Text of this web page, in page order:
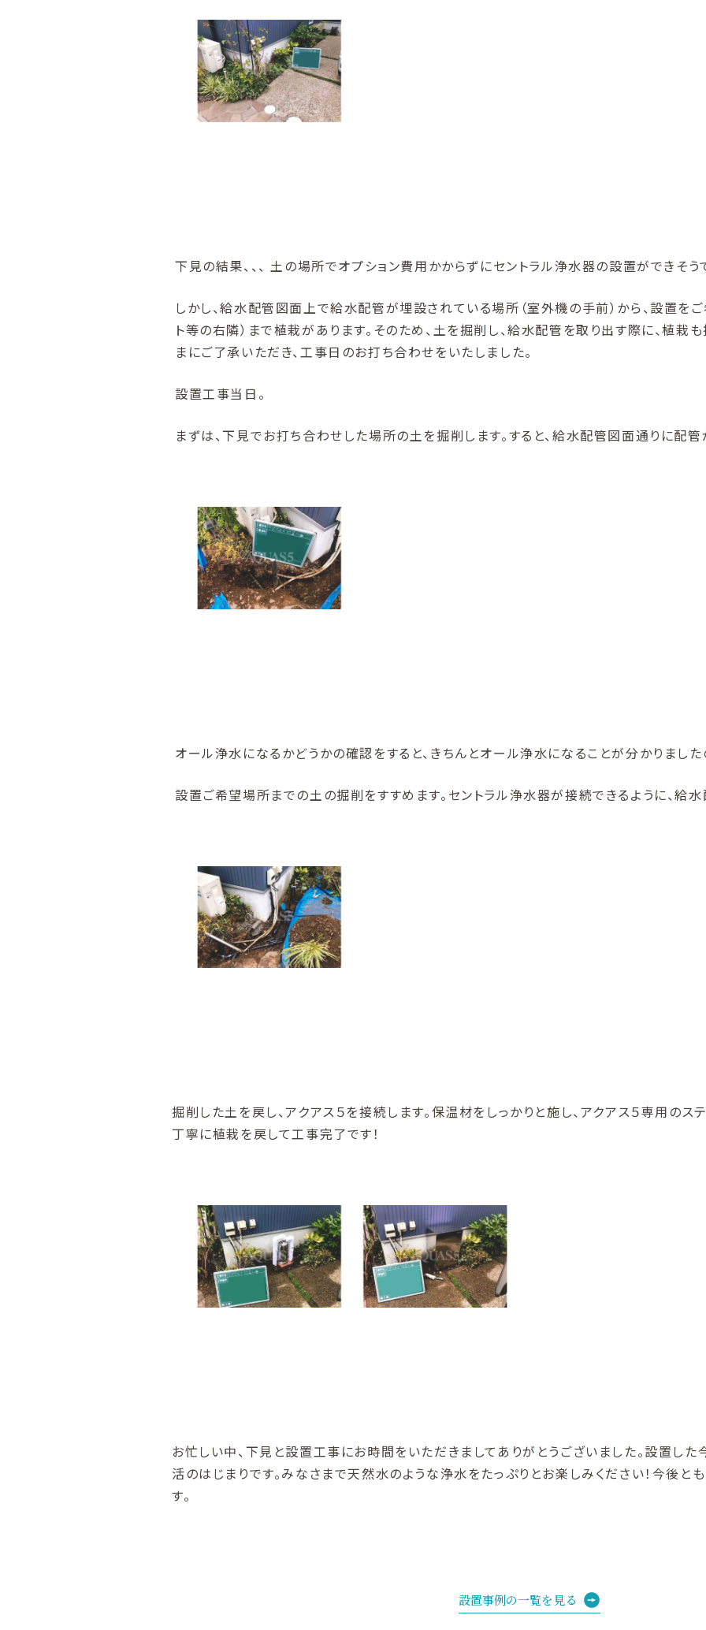
下見の結果、、、 土の場所でオプション費用かからずにセントラル浄水器の設置ができそう
しかし、給水配管図面上で給水配管が埋設されている場所（室外機の手前）から、設置を
ト等の右隣）まで植栽があります。そのため、土を掘削し、給水配管を取り出す際に、植栽
まにご了承いただき、工事日のお打ち合わせをいたしました。
設置工事当日。
まずは、下見でお打ち合わせした場所の土を掘削します。すると、給水配管図面通りに配
オール浄水になるかどうかの確認をすると、きちんとオール浄水になることが分かりまし
設置ご希望場所までの土の掘削をすすめます。セントラル浄水器が接続できるように、給
掘削した土を戻し、アクアス５を接続します。保温材をしっかりと施し、アクアス５専用のス
丁寧に植栽を戻して工事完了です！
お忙しい中、下見と設置工事にお時間をいただきましてありがとうございました。設置し
活のはじまりです。みなさまで天然水のような浄水をたっぷりとお楽しみください！今後と
す。
設置事例の一覧を見る